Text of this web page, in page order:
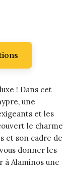
! Dans cet
une
et les
le charme
et son cadre de
donner les
Alaminos une